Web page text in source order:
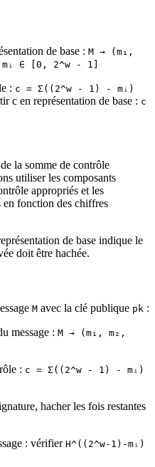
de base : M → (m₁,
mᵢ ∈ [0, 2^w - 1]
: c = Σ((2^w - 1) - mᵢ)
c en représentation de base : c
la somme de contrôle
utiliser les composants
appropriés et les
fonction des chiffres
de base indique le
doit être hachée.
M avec la clé publique pk :
message : M → (m₁, m₂,
: c = Σ((2^w - 1) - mᵢ)
hacher les fois restantes
: vérifier H^((2^w-1)-mᵢ)